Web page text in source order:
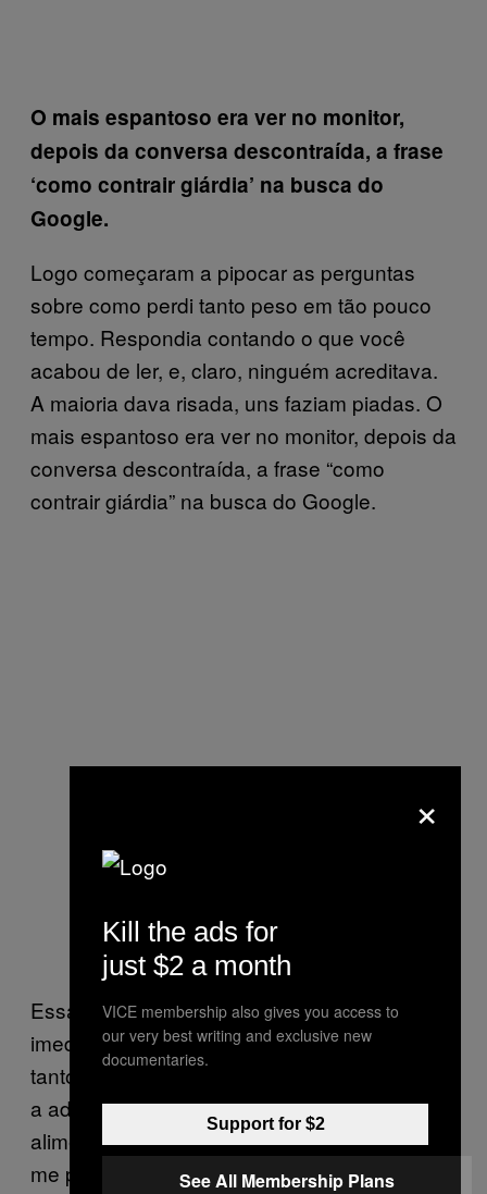
O mais espantoso era ver no monitor,
depois da conversa descontraída, a frase
‘como contrair giárdia’ na busca do
Google.
Logo começaram a pipocar as perguntas
sobre como perdi tanto peso em tão pouco
tempo. Respondia contando o que você
acabou de ler, e, claro, ninguém acreditava.
A maioria dava risada, uns faziam piadas. O
mais espantoso era ver no monitor, depois da
conversa descontraída, a frase “como
contrair giárdia” na busca do Google.
Essa história teve um final “feliz”, e
imediatamente depois do choque de perder
tanto peso graças a um protozoário, comecei
a adotar uma relação mais saudável com a
alimentação e com exercícios físicos, o que
me permitiu manter os 82kg por um tempo —
×
Kill the ads for
just $2 a month
VICE membership also gives you access to
our very best writing and exclusive new
documentaries.
Support for $2
See All Membership Plans